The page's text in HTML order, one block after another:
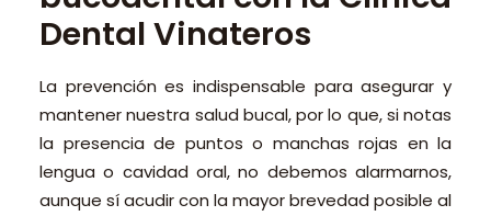
Dental Vinateros
La prevención es indispensable para asegurar y
mantener nuestra salud bucal, por lo que, si notas
la presencia de puntos o manchas rojas en la
lengua o cavidad oral, no debemos alarmarnos,
aunque sí acudir con la mayor brevedad posible al